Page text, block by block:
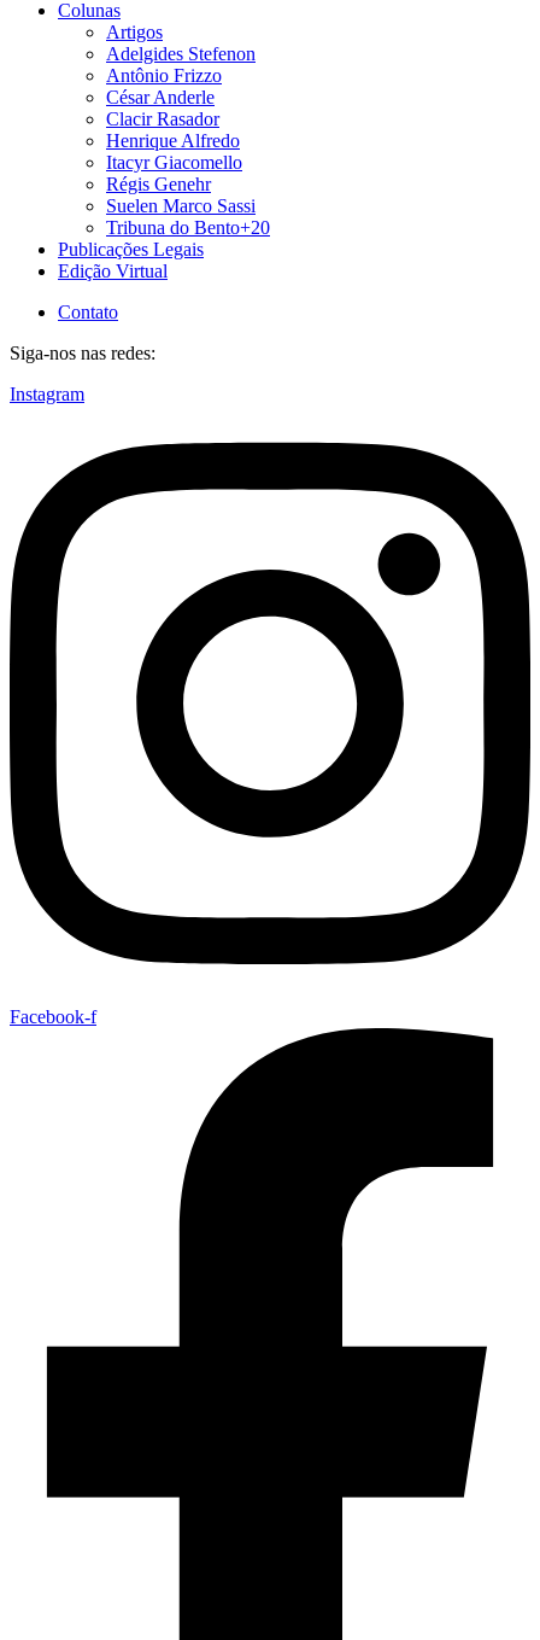
Colunas
Artigos
Adelgides Stefenon
Antônio Frizzo
César Anderle
Clacir Rasador
Henrique Alfredo
Itacyr Giacomello
Régis Genehr
Suelen Marco Sassi
Tribuna do Bento+20
Publicações Legais
Edição Virtual
Contato
Siga-nos nas redes:
Instagram
Facebook-f